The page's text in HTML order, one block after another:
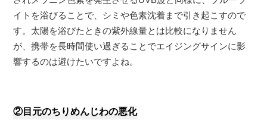
イトを浴びることで、シミや色素沈着まで引き起こすので
す。太陽を浴びたときの紫外線量とは比較になりません
が、携帯を長時間使い過ぎることでエイジングサインに影
響するのは避けたいですよね。
②目元のちりめんじわの悪化